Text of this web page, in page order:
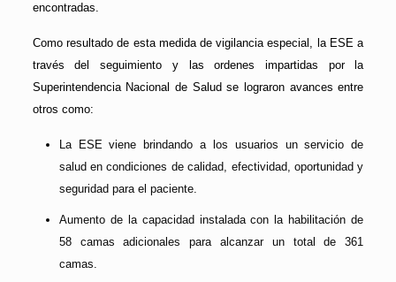
encontradas.
Como resultado de esta medida de vigilancia especial, la ESE a
través del seguimiento y las ordenes impartidas por la
Superintendencia Nacional de Salud se lograron avances entre
otros como:
La ESE viene brindando a los usuarios un servicio de
salud en condiciones de calidad, efectividad, oportunidad y
seguridad para el paciente.
Aumento de la capacidad instalada con la habilitación de
58 camas adicionales para alcanzar un total de 361
camas.